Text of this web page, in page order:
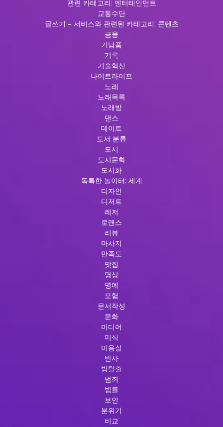
관련 카테고리: 엔터테인먼트
교통수단
글쓰기 – 서비스와 관련된 카테고리: 콘텐츠
금융
기념품
기록
기술혁신
나이트라이프
노래
노래목록
노래방
댄스
데이트
도서 분류
도시
도시문화
도시화
독특한 놀이터: 세계
디자인
디저트
레저
로맨스
리뷰
마사지
만족도
맛집
명상
명예
모험
문서작성
문화
미디어
미식
미용실
반사
방탈출
범죄
법률
보안
분위기
비교